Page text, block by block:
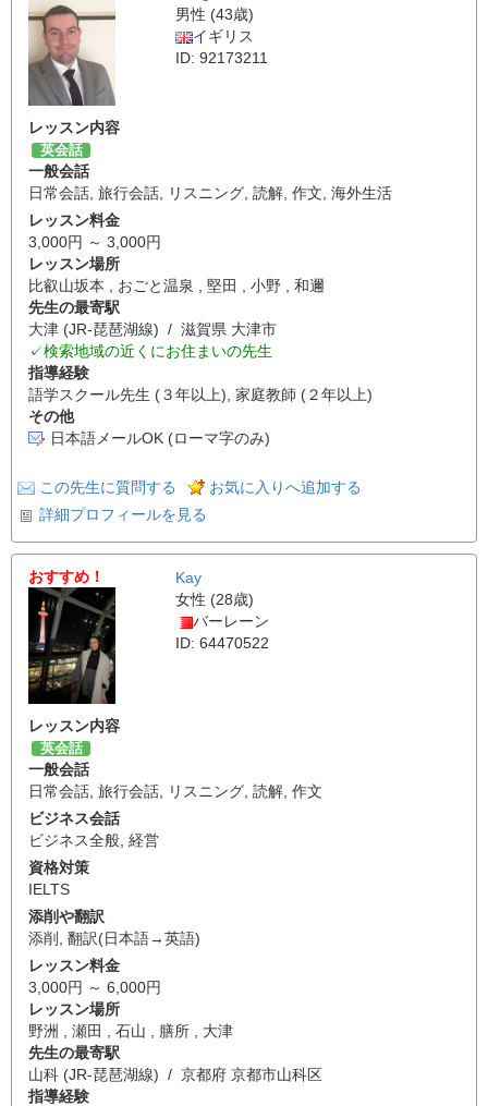
男性 (43歳)
イギリス
ID: 92173211
レッスン内容
英会話
一般会話
日常会話 旅行会話 リスニング 読解 作文 海外生活
レッスン料金
3,000円 ～ 3,000円
レッスン場所
比叡山坂本 , おごと温泉 , 堅田 , 小野 , 和邇
先生の最寄駅
大津 (JR-琵琶湖線) / 滋賀県 大津市
✓検索地域の近くにお住まいの先生
指導経験
語学スクール先生 (３年以上), 家庭教師 (２年以上)
その他
日本語メールOK (ローマ字のみ)
この先生に質問する
お気に入りへ追加する
詳細プロフィールを見る
おすすめ！
Kay
女性 (28歳)
バーレーン
ID: 64470522
レッスン内容
英会話
一般会話
日常会話 旅行会話 リスニング 読解 作文
ビジネス会話
ビジネス全般 経営
資格対策
IELTS
添削や翻訳
添削
翻訳(日本語→英語)
レッスン料金
3,000円 ～ 6,000円
レッスン場所
野洲 , 瀬田 , 石山 , 膳所 , 大津
先生の最寄駅
山科 (JR-琵琶湖線) / 京都府 京都市山科区
指導経験